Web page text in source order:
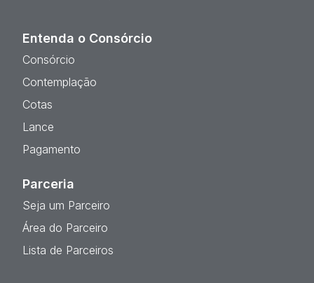
Entenda o Consórcio
Consórcio
Contemplação
Cotas
Lance
Pagamento
Parceria
Seja um Parceiro
Área do Parceiro
Lista de Parceiros